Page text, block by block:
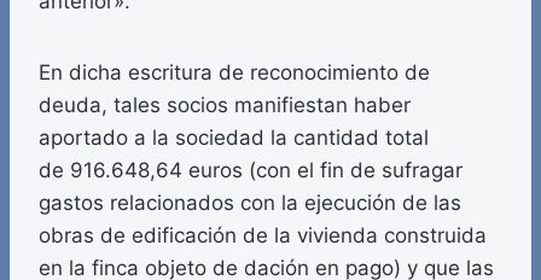
En dicha escritura de reconocimiento de
deuda, tales socios manifiestan haber
aportado a la sociedad la cantidad total
de 916.648,64 euros (con el fin de sufragar
gastos relacionados con la ejecución de las
obras de edificación de la vivienda construida
en la finca objeto de dación en pago) y que las